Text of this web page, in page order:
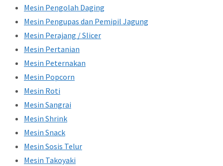
Mesin Pengolah Daging
Mesin Pengupas dan Pemipil Jagung
Mesin Perajang / Slicer
Mesin Pertanian
Mesin Peternakan
Mesin Popcorn
Mesin Roti
Mesin Sangrai
Mesin Shrink
Mesin Snack
Mesin Sosis Telur
Mesin Takoyaki